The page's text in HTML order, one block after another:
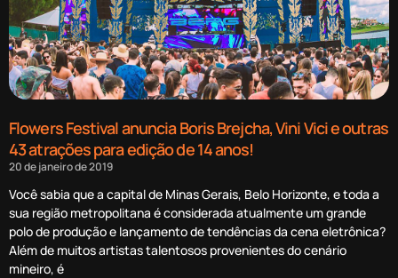
Flowers Festival anuncia Boris Brejcha, Vini Vici e outras
43 atrações para edição de 14 anos!
20 de janeiro de 2019
Você sabia que a capital de Minas Gerais, Belo Horizonte, e toda a
sua região metropolitana é considerada atualmente um grande
polo de produção e lançamento de tendências da cena eletrônica?
Além de muitos artistas talentosos provenientes do cenário
mineiro, é